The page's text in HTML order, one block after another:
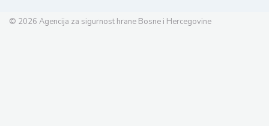
© 2026 Agencija za sigurnost hrane Bosne i Hercegovine